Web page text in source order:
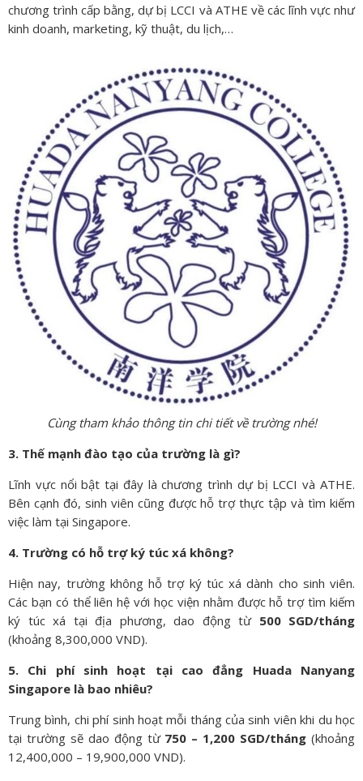
chương trình cấp bằng, dự bị LCCI và ATHE về các lĩnh vực như
kinh doanh, marketing, kỹ thuật, du lịch,…
Cùng tham khảo thông tin chi tiết về trường nhé!
3. Thế mạnh đào tạo của trường là gì?
Lĩnh vực nổi bật tại đây là chương trình dự bị LCCI và ATHE.
Bên cạnh đó, sinh viên cũng được hỗ trợ thực tập và tìm kiếm
việc làm tại Singapore.
4. Trường có hỗ trợ ký túc xá không?
Hiện nay, trường không hỗ trợ ký túc xá dành cho sinh viên.
Các bạn có thể liên hệ với học viện nhằm được hỗ trợ tìm kiếm
ký túc xá tại địa phương, dao động từ 500 SGD/tháng
(khoảng 8,300,000 VND).
5. Chi phí sinh hoạt tại cao đẳng Huada Nanyang
Singapore là bao nhiêu?
Trung bình, chi phí sinh hoạt mỗi tháng của sinh viên khi du học
tại trường sẽ dao động từ 750 – 1,200 SGD/tháng(khoảng
12,400,000 – 19,900,000 VND).